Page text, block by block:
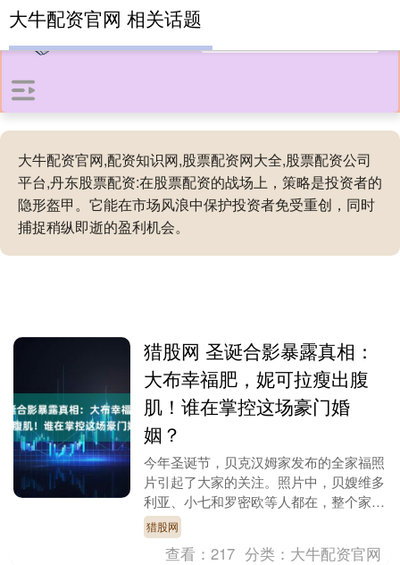
大牛配资官网,配资知识网,股票配资网大全,股票配资公司
平台,丹东股票配资:在股票配资的战场上，策略是投资者的
隐形盔甲。它能在市场风浪中保护投资者免受重创，同时
捕捉稍纵即逝的盈利机会。
大牛配资官网 相关话题
猎股网 圣诞合影暴露真相：
大布幸福肥，妮可拉瘦出腹
肌！谁在掌控这场豪门婚
姻？
今年圣诞节，贝克汉姆家发布的全家福照
片引起了大家的关注。照片中，贝嫂维多
利亚、小七和罗密欧等人都在，整个家庭
看起来其乐融融，仿佛是一家幸福的模
样。但如果仔细观察....
猎股网
查看：217 分类： 大牛配资官网